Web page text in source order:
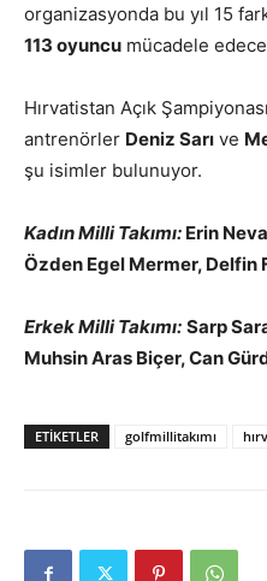
organizasyonda bu yıl 15
113 oyuncu mücadele
Hırvatistan Açık
antrenörler Deniz Sarı ve
şu isimler bulunuyor.
Kadın Milli Takımı: Erin
Özden Egel Mermer, Delfin
Erkek Milli Takımı: Sarp
Muhsin Aras Biçer, Can
ETIKETLER golfmillitakımı